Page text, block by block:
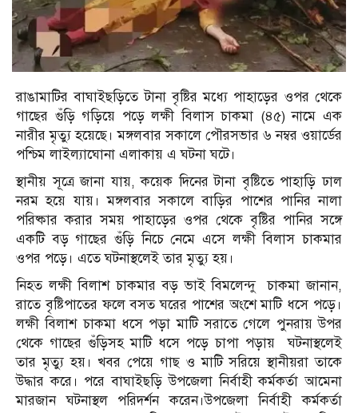
রাঙামাটির বাঘাইছড়িতে টানা বৃষ্টির মধ্যে পাহাড়ের ওপর থেকে
গাছের গুঁড়ি গড়িয়ে পড়ে লক্ষী বিলাস চাকমা (৪৫) নামে এক
নারীর মৃত্যু হয়েছে। মঙ্গলবার সকালে পৌরসভার ৬ নম্বর ওয়ার্ডের
পশ্চিম লাইল্যাঘোনা এলাকায় এ ঘটনা ঘটে।
স্থানীয় সূত্রে জানা যায়, কয়েক দিনের টানা বৃষ্টিতে পাহাড়ি ঢাল
নরম হয়ে যায়। মঙ্গলবার সকালে বাড়ির পাশের পানির নালা
পরিষ্কার করার সময় পাহাড়ের ওপর থেকে বৃষ্টির পানির সঙ্গে
একটি বড় গাছের গুঁড়ি নিচে নেমে এসে লক্ষী বিলাস চাকমার
ওপর পড়ে। এতে ঘটনাস্থলেই তার মৃত্যু হয়।
নিহত লক্ষী বিলাশ চাকমার বড় ভাই বিমলেন্দু চাকমা জানান,
রাতে বৃষ্টিপাতের ফলে বসত ঘরের পাশের অংশে মাটি ধসে পড়ে।
লক্ষী বিলাশ চাকমা ধসে পড়া মাটি সরাতে গেলে পুনরায় উপর
থেকে গাছের গুঁড়িসহ মাটি ধসে পড়ে চাপা পড়ায় ঘটনাস্থলেই
তার মৃত্যু হয়। খবর পেয়ে গাছ ও মাটি সরিয়ে স্থানীয়রা তাকে
উদ্ধার করে। পরে বাঘাইছড়ি উপজেলা নির্বাহী কর্মকর্তা আমেনা
মারজান ঘটনাস্থল পরিদর্শন করেন।উপজেলা নির্বাহী কর্মকর্তা